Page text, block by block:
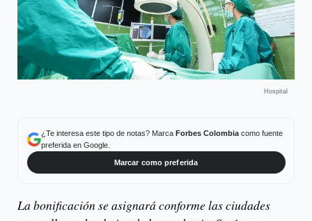
Hospital
¿Te interesa este tipo de notas? Marca Forbes Colombiacomo fuente
preferida en Google.
Marcar como preferida
La bonificación se asignará conforme las ciudades